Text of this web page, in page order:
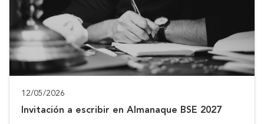
12/05/2026
Invitación a escribir en Almanaque BSE 2027